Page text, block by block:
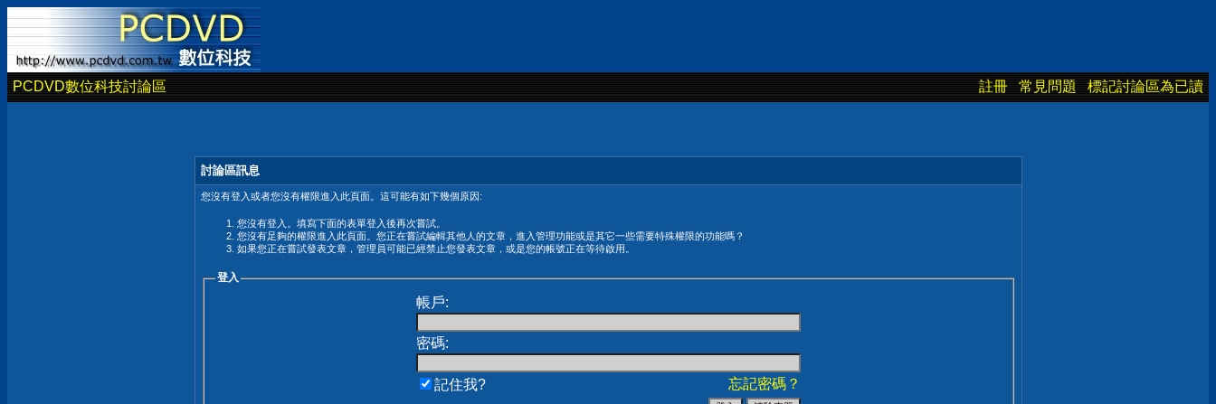
PCDVD數位科技討論區 註冊 常見問題 標記討論區為已讀
討論區訊息
您沒有登入或者您沒有權限進入此頁面。這可能有如下幾個原因:
您沒有登入。填寫下面的表單登入後再次嘗試。
您沒有足夠的權限進入此頁面。您正在嘗試編輯其他人的文章，進入管理功能或是其它一些需要特殊權限的功能嗎？
如果您正在嘗試發表文章，管理員可能已經禁止您發表文章，或是您的帳號正在等待啟用。
登入
帳戶:
密碼:
忘記密碼？
記住我?